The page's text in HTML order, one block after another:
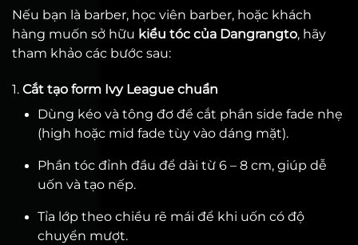
Nếu bạn là barber, học viên barber, hoặc khách
hàng muốn sở hữu kiểu tóc của Dangrangto, hãy
tham khảo các bước sau:
1. Cắt tạo form Ivy League chuẩn
Dùng kéo và tông đơ để cắt phần side fade nhẹ
(high hoặc mid fade tùy vào dáng mặt).
Phần tóc đỉnh đầu để dài từ 6 – 8 cm, giúp dễ
uốn và tạo nếp.
Tỉa lớp theo chiều rẽ mái để khi uốn có độ
chuyển mượt.